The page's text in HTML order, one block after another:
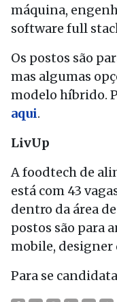
máquina,
software full
Os postos são
mas algumas
modelo híbrido.
aqui.
LivUp
A foodtech de
está com 43
dentro da área
postos são para
mobile, designer
Para se